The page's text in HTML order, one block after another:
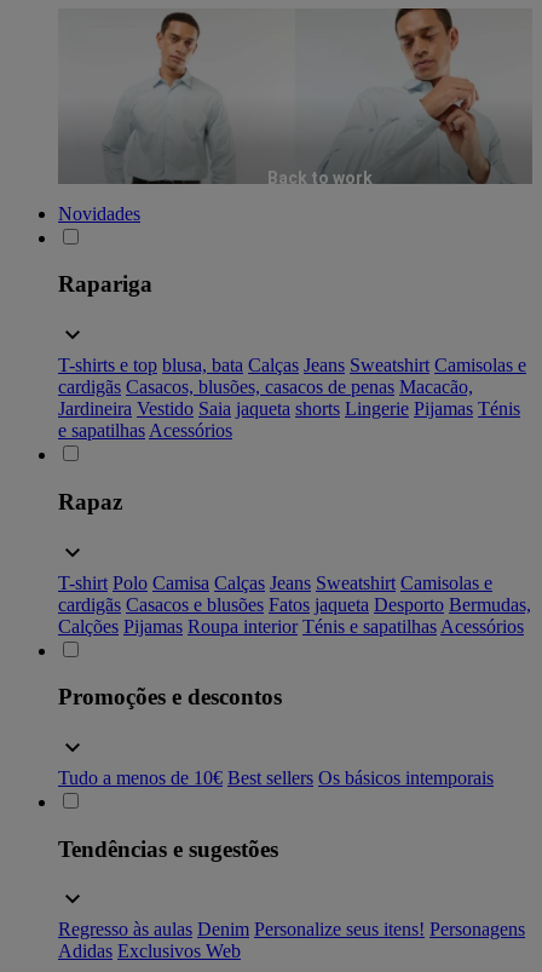
Back to work
Novidades
Rapariga
T-shirts e top blusa, bata Calças Jeans Sweatshirt Camisolas e
cardigãs Casacos, blusões, casacos de penas Macacão,
Jardineira Vestido Saia jaqueta shorts Lingerie Pijamas Ténis
e sapatilhas Acessórios
Rapaz
T-shirt Polo Camisa Calças Jeans Sweatshirt Camisolas e
cardigãs Casacos e blusões Fatos jaqueta Desporto Bermudas,
Calções Pijamas Roupa interior Ténis e sapatilhas Acessórios
Promoções e descontos
Tudo a menos de 10€ Best sellers Os básicos intemporais
Tendências e sugestões
Regresso às aulas Denim Personalize seus itens! Personagens
Adidas Exclusivos Web